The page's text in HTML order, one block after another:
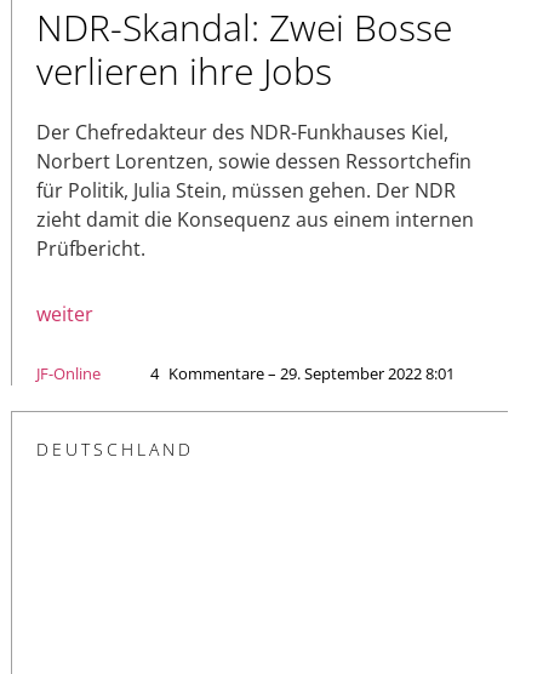
NDR-Skandal: Zwei Bosse
verlieren ihre Jobs
Der Chefredakteur des NDR-Funkhauses Kiel,
Norbert Lorentzen, sowie dessen Ressortchefin
für Politik, Julia Stein, müssen gehen. Der NDR
zieht damit die Konsequenz aus einem internen
Prüfbericht.
weiter
JF-Online 4 Kommentare – 29. September 2022 8:01
DEUTSCHLAND